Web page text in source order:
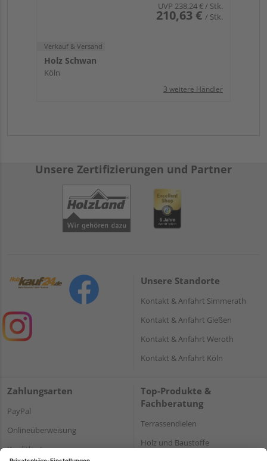
UVP 238,24 €/ Stk.
210,63 € / Stk.
Verkauf & Versand
Holz Schwan
Köln
3 weitere Händler
Unsere Zertifizierungen und Partner
Unsere Standorte
Kontakt & Anfahrt Simmerath
Kontakt & Anfahrt Gießen
Kontakt & Anfahrt Weroth
Kontakt & Anfahrt Köln
Zahlungsarten
PayPal
Onlineüberweisung
Kreditkarte
Top-Produkte &
Fachberatung
Terrassendielen
Holz und Baustoffe